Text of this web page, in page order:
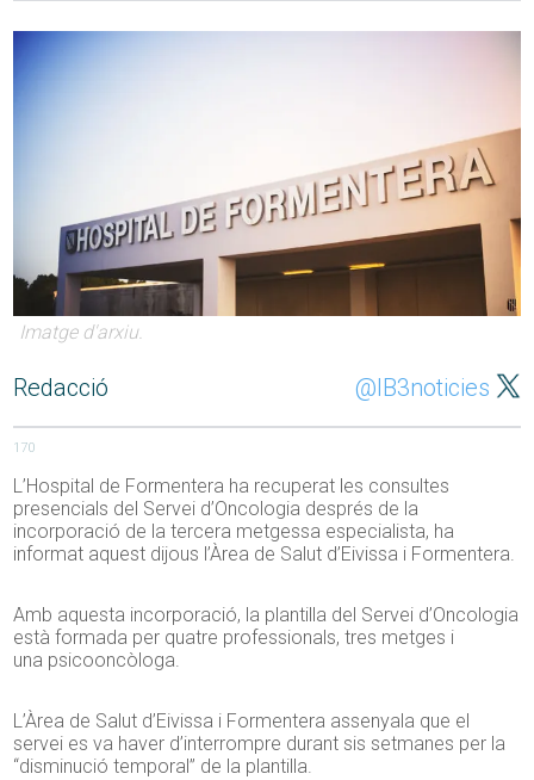
Imatge d'arxiu.
Redacció @IB3noticies
170
L’Hospital de Formentera ha recuperat les consultes
presencials del Servei d’Oncologia després de la
incorporació de la tercera metgessa especialista, ha
informat aquest dijous l’Àrea de Salut d’Eivissa i Formentera.
Amb aquesta incorporació, la plantilla del Servei d’Oncologia
està formada per quatre professionals, tres metges i
una psicooncòloga.
L’Àrea de Salut d’Eivissa i Formentera assenyala que el
servei es va haver d’interrompre durant sis setmanes per la
“disminució temporal” de la plantilla.